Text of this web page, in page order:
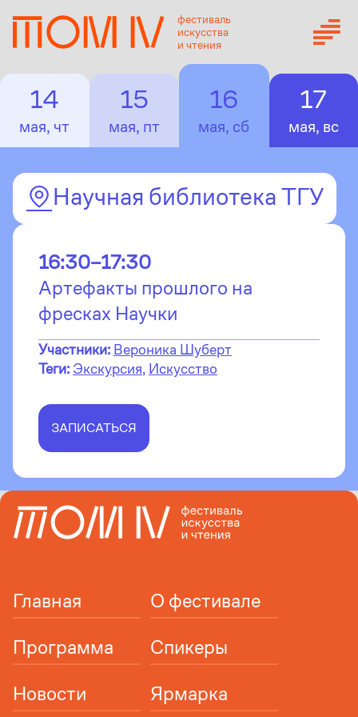
фестиваль
искусства
и чтения
14
мая, чт
15
мая, пт
16
мая, сб
17
мая, вс
Научная библиотека ТГУ
Артефакты прошлого на
фресках Научки
16:30–17:30
Участники: Вероника Шуберт
Теги: Экскурсия, Искусство
ЗАПИСАТЬСЯ
Главная О фестивале
Программа Спикеры
Новости Ярмарка